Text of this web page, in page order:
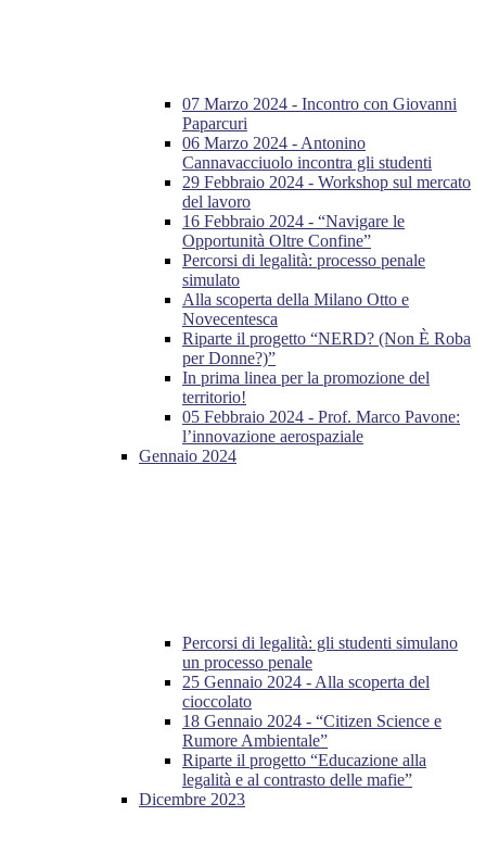
07 Marzo 2024 - Incontro con Giovanni
Paparcuri
06 Marzo 2024 - Antonino
Cannavacciuolo incontra gli studenti
29 Febbraio 2024 - Workshop sul mercato
del lavoro
16 Febbraio 2024 - “Navigare le
Opportunità Oltre Confine”
Percorsi di legalità: processo penale
simulato
Alla scoperta della Milano Otto e
Novecentesca
Riparte il progetto “NERD? (Non È Roba
per Donne?)”
In prima linea per la promozione del
territorio!
05 Febbraio 2024 - Prof. Marco Pavone:
l’innovazione aerospaziale
Gennaio 2024
Percorsi di legalità: gli studenti simulano
un processo penale
25 Gennaio 2024 - Alla scoperta del
cioccolato
18 Gennaio 2024 - “Citizen Science e
Rumore Ambientale”
Riparte il progetto “Educazione alla
legalità e al contrasto delle mafie”
Dicembre 2023